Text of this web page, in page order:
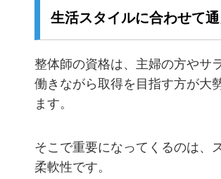
生活スタイルに合わせて
整体師の資格は、主婦の方やサ
働きながら取得を目指す方が大
ます。
そこで重要になってくるのは、
柔軟性です。